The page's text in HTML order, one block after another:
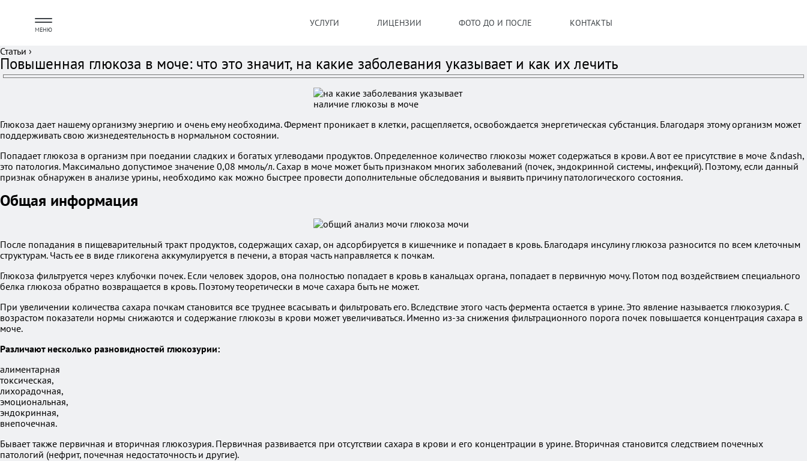
МЕНЮ
УСЛУГИ ЛИЦЕНЗИИ ФОТО ДО И ПОСЛЕ КОНТАКТЫ
Статьи ›
Повышенная глюкоза в моче: что это значит, на какие заболевания указывает и как их лечить
Глюкоза дает нашему организму энергию и очень ему необходима. Фермент проникает в клетки, расщепляется, освобождается энергетическая субстанция. Благодаря этому организм может
поддерживать свою жизнедеятельность в нормальном состоянии.
Попадает глюкоза в организм при поедании сладких и богатых углеводами продуктов. Определенное количество глюкозы может содержаться в крови. А вот ее присутствие в моче &ndash,
это патология. Максимально допустимое значение 0,08 ммоль/л. Сахар в моче может быть признаком многих заболеваний (почек, эндокринной системы, инфекций). Поэтому, если данный
признак обнаружен в анализе урины, необходимо как можно быстрее провести дополнительные обследования и выявить причину патологического состояния.
Общая информация
После попадания в пищеварительный тракт продуктов, содержащих сахар, он адсорбируется в кишечнике и попадает в кровь. Благодаря инсулину глюкоза разносится по всем клеточным
структурам. Часть ее в виде гликогена аккумулируется в печени, а вторая часть направляется к почкам.
Глюкоза фильтруется через клубочки почек. Если человек здоров, она полностью попадает в кровь в канальцах органа, попадает в первичную мочу. Потом под воздействием специального
белка глюкоза обратно возвращается в кровь. Поэтому теоретически в моче сахара быть не может.
При увеличении количества сахара почкам становится все труднее всасывать и фильтровать его. Вследствие этого часть фермента остается в урине. Это явление называется глюкозурия. С
возрастом показатели нормы снижаются и содержание глюкозы в крови может увеличиваться. Именно из-за снижения фильтрационного порога почек повышается концентрация сахара в
моче.
Различают несколько разновидностей глюкозурии:
алиментарная
токсическая,
лихорадочная,
эмоциональная,
эндокринная,
внепочечная.
Бывает также первичная и вторичная глюкозурия. Первичная развивается при отсутствии сахара в крови и его концентрации в урине. Вторичная становится следствием почечных
патологий (нефрит, почечная недостаточность и другие).